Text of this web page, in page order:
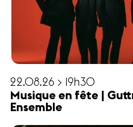
22.08.26 > 19h30
Musique en fête |
Ensemble